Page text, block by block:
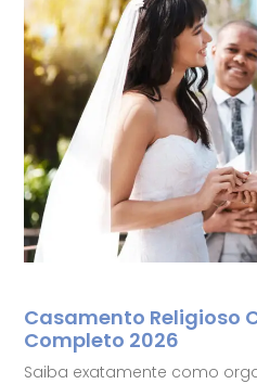
Casamento Religioso
Completo 2026
Saiba exatamente como